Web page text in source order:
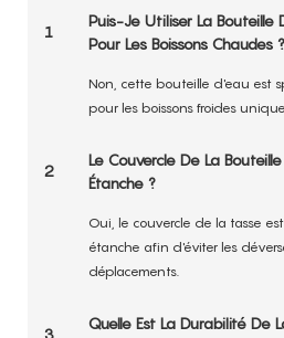
1
Puis-Je Utiliser La Bouteille
Pour Les Boissons Chaudes ?
Non, cette bouteille d'eau est
pour les boissons froides
2
Le Couvercle De La
Étanche ?
Oui, le couvercle de la tasse
étanche afin d'éviter les
déplacements.
Quelle Est La Durabilité De